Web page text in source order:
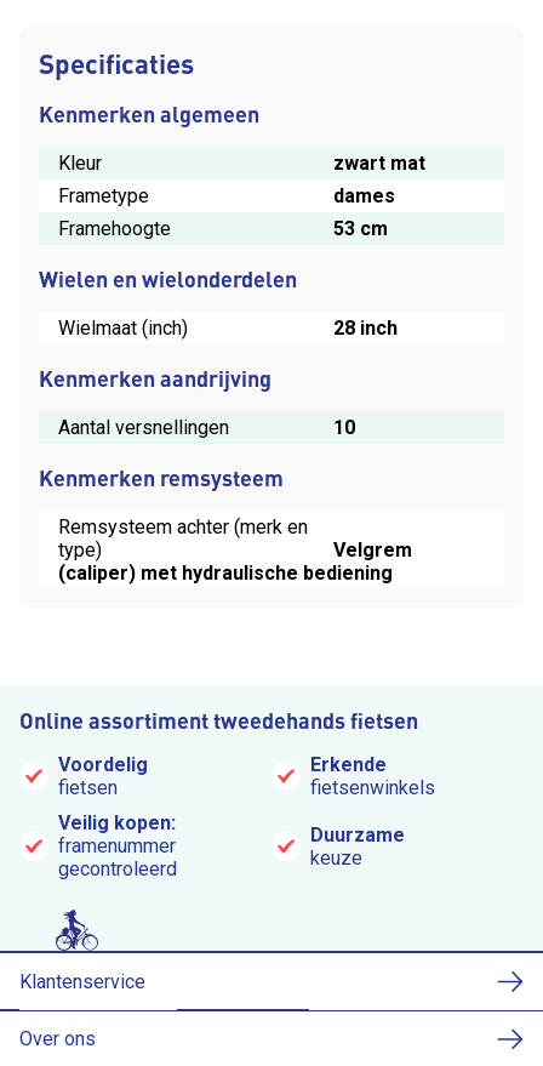
Specificaties
Kenmerken algemeen
Kleur
zwart mat
Frametype
dames
Framehoogte
53 cm
Wielen en wielonderdelen
Wielmaat (inch) 28 inch
Kenmerken aandrijving
Aantal versnellingen 10
Kenmerken remsysteem
Remsysteem achter (merk en
type)
Velgrem
(caliper) met hydraulische bediening
Online assortiment tweedehands fietsen
Voordelig
fietsen
Erkende
fietsenwinkels
Veilig kopen:
framenummer
gecontroleerd
Duurzame
keuze
Klantenservice
Over ons